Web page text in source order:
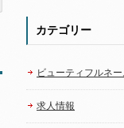
カテゴリー
ビューティフルネー
求人情報